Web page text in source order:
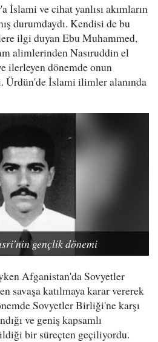
İslami ve cihat yanlısı akımların
durumdaydı. Kendisi de bu
ilgi duyan Ebu Muhammed,
alimlerinden Nasıruddin el
ilerleyen dönemde onun
Ürdün'de İslami ilimler alanında
gençlik dönemi
Afganistan'da Sovyetler
savaşa katılmaya karar vererek
Sovyetler Birliği'ne karşı
ve geniş kapsamlı
bir süreçten geçiliyordu.